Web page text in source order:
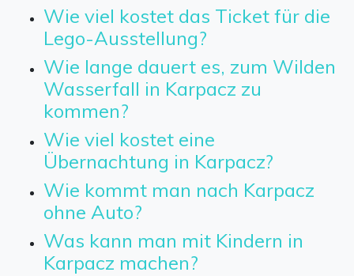
Wie viel kostet das Ticket für die
Lego-Ausstellung?
Wie lange dauert es, zum Wilden
Wasserfall in Karpacz zu
kommen?
Wie viel kostet eine
Übernachtung in Karpacz?
Wie kommt man nach Karpacz
ohne Auto?
Was kann man mit Kindern in
Karpacz machen?